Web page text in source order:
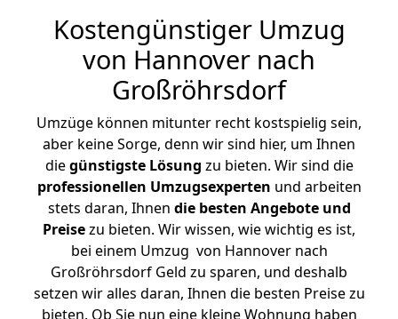
Kostengünstiger Umzug
von Hannover nach
Großröhrsdorf
Umzüge können mitunter recht kostspielig sein,
aber keine Sorge, denn wir sind hier, um Ihnen
diegünstigste Lösung zu bieten. Wir sind die
professionellen Umzugsexperten und arbeiten
stets daran, Ihnen die besten Angebote und
Preisezu bieten. Wir wissen, wie wichtig es ist,
bei einem Umzug von Hannover nach
Großröhrsdorf Geld zu sparen, und deshalb
setzen wir alles daran, Ihnen die besten Preise zu
bieten. Ob Sie nun eine kleine Wohnung haben